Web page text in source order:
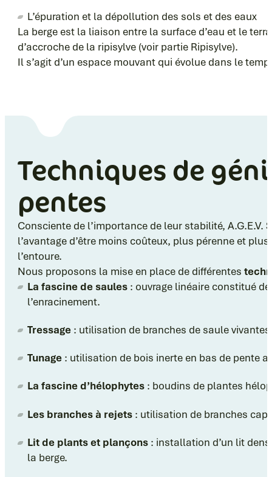
L’épuration et la dépollution des sols et des eaux
La berge est la liaison entre la surface d’eau et le
d’accroche de la ripisylve (voir partie Ripisylve).
Il s’agit d’un espace mouvant qui évolue dans le
Techniques de
pentes
Consciente de l’importance de leur stabilité,
l’avantage d’être moins coûteux, plus pérenne et
l’entoure.
Nous proposons la mise en place de différentes
La fascine de saules : ouvrage linéaire constitué
l’enracinement.
Tressage : utilisation de branches de saule
Tunage : utilisation de bois inerte en bas de pente
La fascine d’hélophytes : boudins de plantes
Les branches à rejets : utilisation de branches
Lit de plants et plançons : installation d’un lit
la berge.